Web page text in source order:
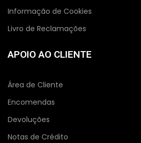
Informação de Cookies
Livro de Reclamações
APOIO AO CLIENTE
Área de Cliente
Encomendas
Devoluções
Notas de Crédito